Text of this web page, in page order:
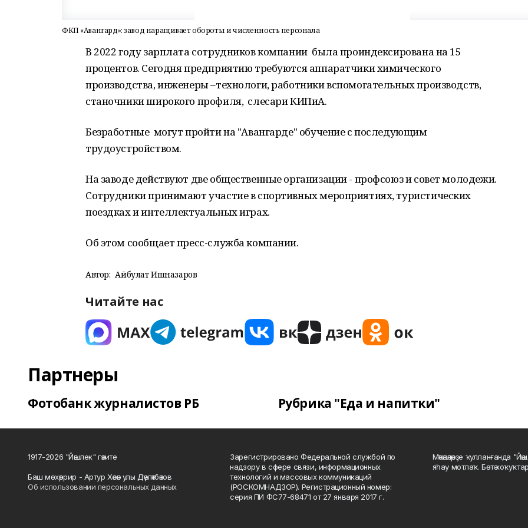
ФКП «Авангард»: завод наращивает обороты и численность персонала
В 2022 году зарплата сотрудников компании была проиндексирована на 15
процентов. Сегодня предприятию требуются аппаратчики химического
производства, инженеры –технологи, работники вспомогательных производств,
станочники широкого профиля, слесари КИПиА.
Безработные могут пройти на "Авангарде" обучение с последующим
трудоустройством.
На заводе действуют две общественные организации - профсоюз и совет молодежи.
Сотрудники принимают участие в спортивных мероприятиях, туристических
поездках и интеллектуальных играх.
Об этом сообщает пресс-служба компании.
Автор: Айбулат Ишназаров
Читайте нас
Партнеры
Фотобанк журналистов РБ Рубрика "Еда и напитки"
1917-2026 "Йәшлек" гәзите
Баш мөхәррир - Артур Хәсән улы Дәүләтбәков
Об использовании персональных данных
Зарегистрировано Федеральной службой по
надзору в сфере связи, информационных
технологий и массовых коммуникаций
(РОСКОМНАДЗОР). Регистрационный номер:
серия ПИ ФС77-68471 от 27 января 2017 г.
Мәҡәләләрҙе ҡулланғанда
яһау мотлаҡ. Бөтә